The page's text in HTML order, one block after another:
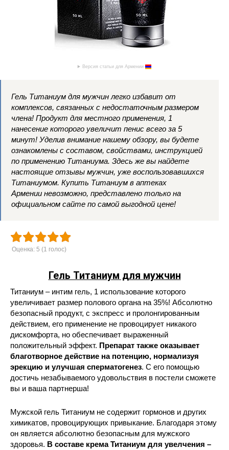
Версия статьи для Армении
Гель Титаниум для мужчин легко избавит от
комплексов, связанных с недостаточным размером
члена! Продукт для местного применения, 1
нанесение которого увеличит пенис всего за 5
минут! Уделив внимание нашему обзору, вы будете
ознакомлены с составом, свойствами, инструкцией
по применению Титаниума. Здесь же вы найдете
настоящие отзывы мужчин, уже воспользовавшихся
Титаниумом. Купить Титаниум в аптеках
Армении невозможно, представлено только на
официальном сайте по самой выгодной цене!
Оценка: 5 (1 голос)
Гель Титаниум для мужчин
Титаниум – интим гель, 1 использование которого
увеличивает размер полового органа на 35%! Абсолютно
безопасный продукт, с экспресс и пролонгированным
действием, его применение не провоцирует никакого
дискомфорта, но обеспечивает выраженный
положительный эффект. Препарат также оказывает
благотворное действие на потенцию, нормализуя
эрекцию и улучшая сперматогенез. С его помощью
достичь незабываемого удовольствия в постели сможете
вы и ваша партнерша!
Мужской гель Титаниум не содержит гормонов и других
химикатов, провоцирующих привыкание. Благодаря этому
он является абсолютно безопасным для мужского
здоровья. В составе крема Титаниум для увелчения –